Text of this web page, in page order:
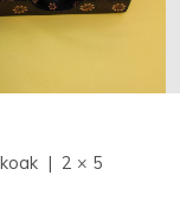
| 2 × 5